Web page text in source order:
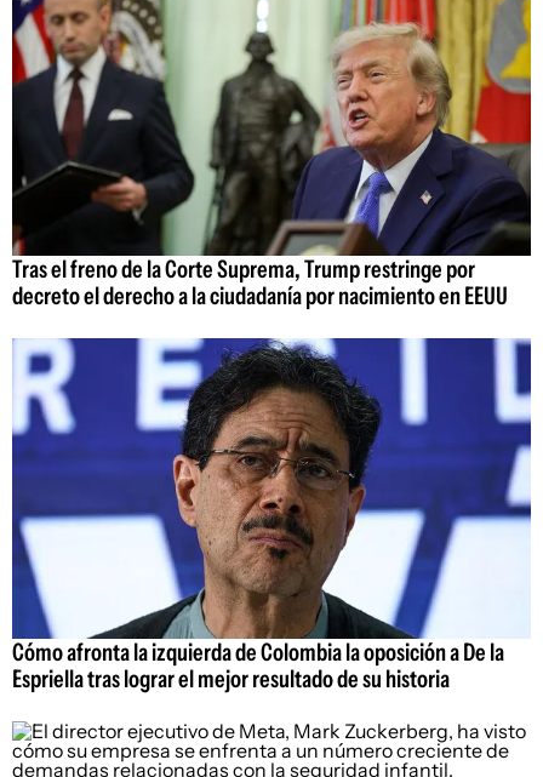
Tras el freno de la Corte Suprema, Trump restringe por
decreto el derecho a la ciudadanía por nacimiento en EEUU
Cómo afronta la izquierda de Colombia la oposición a De la
Espriella tras lograr el mejor resultado de su historia